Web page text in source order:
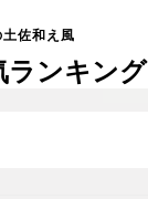
佐和え風
ランキング